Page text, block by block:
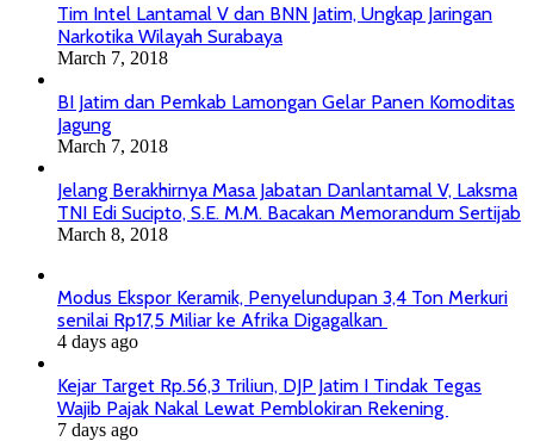
Tim Intel Lantamal V dan BNN Jatim, Ungkap Jaringan
Narkotika Wilayah Surabaya
March 7, 2018
BI Jatim dan Pemkab Lamongan Gelar Panen Komoditas
Jagung
March 7, 2018
Jelang Berakhirnya Masa Jabatan Danlantamal V, Laksma
TNI Edi Sucipto, S.E. M.M. Bacakan Memorandum Sertijab
March 8, 2018
Modus Ekspor Keramik, Penyelundupan 3,4 Ton Merkuri
senilai Rp17,5 Miliar ke Afrika Digagalkan
4 days ago
Kejar Target Rp.56,3 Triliun, DJP Jatim I Tindak Tegas
Wajib Pajak Nakal Lewat Pemblokiran Rekening
7 days ago